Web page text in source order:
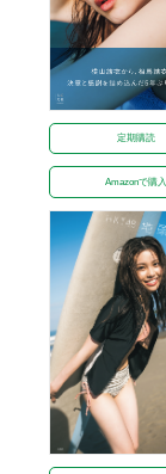
定期購読
Amazonで購入